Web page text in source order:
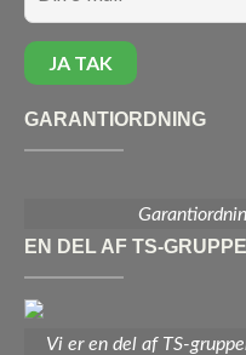
GARANTIORDNING
EN DEL AF TS-
Vi er en del af TS-